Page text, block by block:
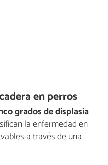
en perros
grados de displasia
la enfermedad en
a través de una